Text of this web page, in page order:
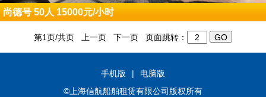
尚德号 50人 15000元/小时
第1页/共页 上一页 下一页 页面跳转：
手机版 |
电脑版
©上海信航船舶租赁有限公司版权所有